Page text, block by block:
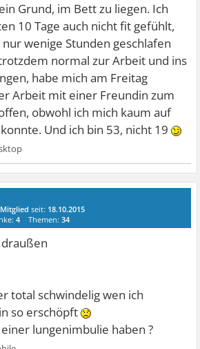
Grund, im Bett zu liegen. Ich
10 Tage auch nicht fit gefühlt,
wenige Stunden geschlafen
normal zur Arbeit und ins
habe mich am Freitag
Arbeit mit einer Freundin zum
obwohl ich mich kaum auf
Und ich bin 53, nicht 19
Mitglied seit: 18.10.2015
4 Themen:34
total schwindelig wen ich
so erschöpft
lungenimbulie haben ?